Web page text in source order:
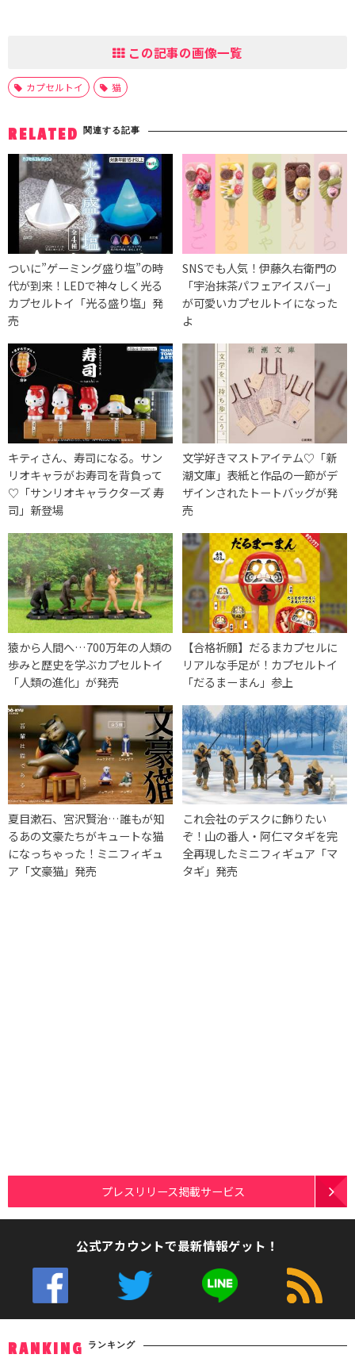
この記事の画像一覧
カプセルトイ 猫
RELATED 関連する記事
ついに”ゲーミング盛り塩”の時
代が到来！LEDで神々しく光る
カプセルトイ「光る盛り塩」発
売
SNSでも人気！伊藤久右衛門の
「宇治抹茶パフェアイスバー」
が可愛いカプセルトイになった
よ
キティさん、寿司になる。サン
リオキャラがお寿司を背負って
♡「サンリオキャラクターズ 寿
司」新登場
文学好きマストアイテム♡「新
潮文庫」表紙と作品の一節がデ
ザインされたトートバッグが発
売
猿から人間へ…700万年の人類の
歩みと歴史を学ぶカプセルトイ
「人類の進化」が発売
【合格祈願】だるまカプセルに
リアルな手足が！カプセルトイ
「だるまーまん」参上
夏目漱石、宮沢賢治…誰もが知
るあの文豪たちがキュートな猫
になっちゃった！ミニフィギュ
ア「文豪猫」発売
これ会社のデスクに飾りたい
ぞ！山の番人・阿仁マタギを完
全再現したミニフィギュア「マ
タギ」発売
プレスリリース掲載サービス
公式アカウントで最新情報ゲット！
RANKING ランキング